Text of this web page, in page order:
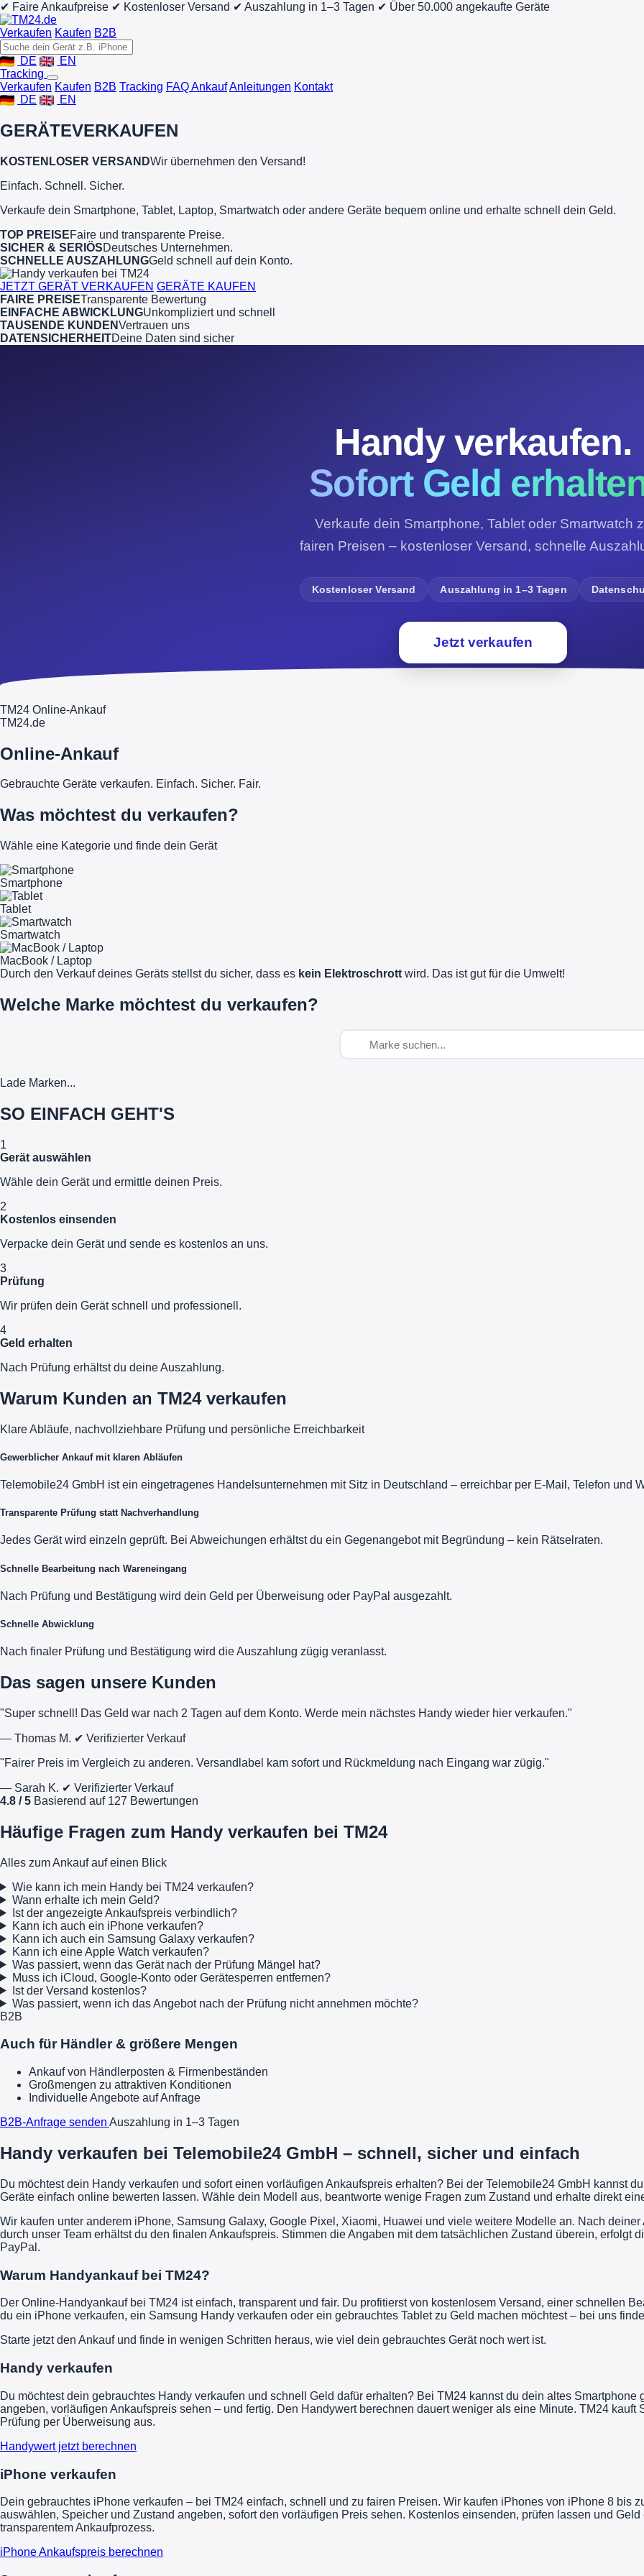
✔ Faire Ankaufpreise ✔ Kostenloser Versand ✔ Auszahlung in 1–3 Tagen ✔ Über 50.000 angekaufte Geräte
Verkaufen Kaufen B2B
DE
EN
Tracking
Verkaufen Kaufen B2B Tracking FAQ AnkaufAnleitungen Kontakt
DE
EN
GERÄTEVERKAUFEN
KOSTENLOSER VERSANDWir übernehmen den Versand!
Einfach. Schnell. Sicher.
Verkaufe dein Smartphone, Tablet, Laptop, Smartwatch oder andere Geräte bequem online und erhalte schnell dein Geld.
TOP PREISEFaire und transparente Preise.
SICHER & SERIÖSDeutsches Unternehmen.
SCHNELLE AUSZAHLUNGGeld schnell auf dein Konto.
JETZT GERÄT VERKAUFEN GERÄTE KAUFEN
FAIRE PREISETransparente Bewertung
EINFACHE ABWICKLUNGUnkompliziert und schnell
TAUSENDE KUNDENVertrauen uns
DATENSICHERHEITDeine Daten sind sicher
Handy verkaufen.
Sofort Geld
Verkaufe dein Smartphone, Tablet oder Smartwatch
fairen Preisen – kostenloser Versand, schnelle
Kostenloser Versand Auszahlung in 1–3 Tagen
Jetzt verkaufen
TM24 Online-Ankauf
TM24.de
Online-Ankauf
Gebrauchte Geräte verkaufen. Einfach. Sicher. Fair.
Was möchtest du verkaufen?
Wähle eine Kategorie und finde dein Gerät
Smartphone
Tablet
Smartwatch
MacBook / Laptop
Durch den Verkauf deines Geräts stellst du sicher, dass es kein Elektroschrott wird. Das ist gut für die Umwelt!
Welche Marke möchtest du verkaufen?
Lade Marken...
SO EINFACH GEHT'S
1
Gerät auswählen
Wähle dein Gerät und ermittle deinen Preis.
2
Kostenlos einsenden
Verpacke dein Gerät und sende es kostenlos an uns.
3
Prüfung
Wir prüfen dein Gerät schnell und professionell.
4
Geld erhalten
Nach Prüfung erhältst du deine Auszahlung.
Warum Kunden an TM24 verkaufen
Klare Abläufe, nachvollziehbare Prüfung und persönliche Erreichbarkeit
Gewerblicher Ankauf mit klaren Abläufen
Telemobile24 GmbH ist ein eingetragenes Handelsunternehmen mit Sitz in Deutschland – erreichbar per E-Mail, Telefon und
Transparente Prüfung statt Nachverhandlung
Jedes Gerät wird einzeln geprüft. Bei Abweichungen erhältst du ein Gegenangebot mit Begründung – kein Rätselraten.
Schnelle Bearbeitung nach Wareneingang
Nach Prüfung und Bestätigung wird dein Geld per Überweisung oder PayPal ausgezahlt.
Schnelle Abwicklung
Nach finaler Prüfung und Bestätigung wird die Auszahlung zügig veranlasst.
Das sagen unsere Kunden
"Super schnell! Das Geld war nach 2 Tagen auf dem Konto. Werde mein nächstes Handy wieder hier verkaufen."
— Thomas M. ✔ Verifizierter Verkauf
"Fairer Preis im Vergleich zu anderen. Versandlabel kam sofort und Rückmeldung nach Eingang war zügig."
— Sarah K. ✔ Verifizierter Verkauf
4.8 / 5 Basierend auf 127 Bewertungen
Häufige Fragen zum Handy verkaufen bei TM24
Alles zum Ankauf auf einen Blick
Wie kann ich mein Handy bei TM24 verkaufen?
Wann erhalte ich mein Geld?
Ist der angezeigte Ankaufspreis verbindlich?
Kann ich auch ein iPhone verkaufen?
Kann ich auch ein Samsung Galaxy verkaufen?
Kann ich eine Apple Watch verkaufen?
Was passiert, wenn das Gerät nach der Prüfung Mängel hat?
Muss ich iCloud, Google-Konto oder Gerätesperren entfernen?
Ist der Versand kostenlos?
Was passiert, wenn ich das Angebot nach der Prüfung nicht annehmen möchte?
B2B
Auch für Händler & größere Mengen
Ankauf von Händlerposten & Firmenbeständen
Großmengen zu attraktiven Konditionen
Individuelle Angebote auf Anfrage
B2B-Anfrage senden Auszahlung in 1–3 Tagen
Handy verkaufen bei Telemobile24 GmbH – schnell, sicher und einfach
Du möchtest dein Handy verkaufen und sofort einen vorläufigen Ankaufspreis erhalten? Bei der Telemobile24 GmbH kannst
Geräte einfach online bewerten lassen. Wähle dein Modell aus, beantworte wenige Fragen zum Zustand und erhalte direkt
Wir kaufen unter anderem iPhone, Samsung Galaxy, Google Pixel, Xiaomi, Huawei und viele weitere Modelle an. Nach
durch unser Team erhältst du den finalen Ankaufspreis. Stimmen die Angaben mit dem tatsächlichen Zustand überein,
PayPal.
Warum Handyankauf bei TM24?
Der Online-Handyankauf bei TM24 ist einfach, transparent und fair. Du profitierst von kostenlosem Versand, einer schnellen
du ein iPhone verkaufen, ein Samsung Handy verkaufen oder ein gebrauchtes Tablet zu Geld machen möchtest – bei uns
Starte jetzt den Ankauf und finde in wenigen Schritten heraus, wie viel dein gebrauchtes Gerät noch wert ist.
Handy verkaufen
Du möchtest dein gebrauchtes Handy verkaufen und schnell Geld dafür erhalten? Bei TM24 kannst du dein altes
angeben, vorläufigen Ankaufspreis sehen – und fertig. Den Handywert berechnen dauert weniger als eine Minute. TM24
Prüfung per Überweisung aus.
Handywert jetzt berechnen
iPhone verkaufen
Dein gebrauchtes iPhone verkaufen – bei TM24 einfach, schnell und zu fairen Preisen. Wir kaufen iPhones von iPhone 8 bis
auswählen, Speicher und Zustand angeben, sofort den vorläufigen Preis sehen. Kostenlos einsenden, prüfen lassen und
transparentem Ankaufprozess.
iPhone Ankaufspreis berechnen